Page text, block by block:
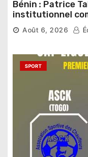
Bénin : Patrice
institutionnel
Sénat
Août 6, 2026
SPORT